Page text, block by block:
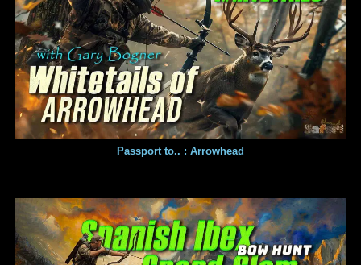
Passport to.. : Arrowhead